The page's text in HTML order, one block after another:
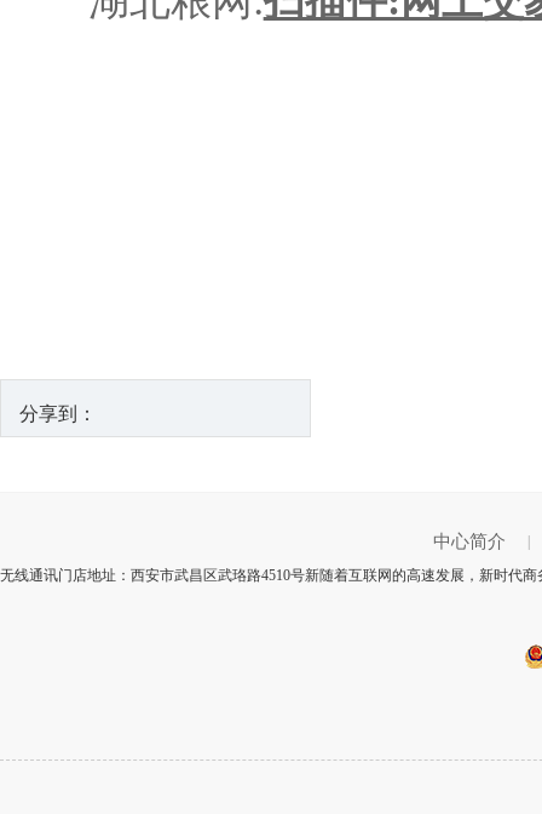
分享到：
中心简介
无线通讯门店地址：西安市武昌区武珞路4510号新随着互联网的高速发展，新时代